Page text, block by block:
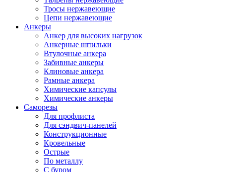
Тросы нержавеющие
Цепи нержавеющие
Анкеры
Анкер для высоких нагрузок
Анкерные шпильки
Втулочные анкера
Забивные анкеры
Клиновые анкера
Рамные анкера
Химические капсулы
Химические анкеры
Саморезы
Для профлиста
Для сэндвич-панелей
Конструкционные
Кровельные
Острые
По металлу
С буром